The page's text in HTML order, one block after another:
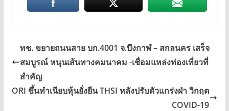
ทช. ขยายถนนสาย บก.4001 จ.บึงกาฬ – สกลนคร เสร็จ
สมบูรณ์ หนุนเส้นทางคมนาคม -เชื่อมแหล่งท่องเที่ยวที่
สำคัญ
ORI ขึ้นทำเนียบหุ้นยั่งยืน THSI หลังปรับตัวแกร่งฝ่า วิกฤต
COVID-19